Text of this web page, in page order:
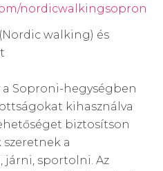
nordicwalkingsopron
walking) és
a Soproni-hegységben
kihasználva
biztosítson
szeretnek a
sportolni. Az